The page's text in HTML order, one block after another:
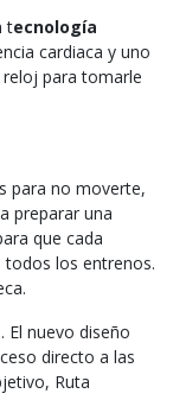
tecnología
cardiaca y uno
para tomarle
para no moverte,
preparar una
que cada
los entrenos.
. El nuevo diseño
directo a las
Ruta